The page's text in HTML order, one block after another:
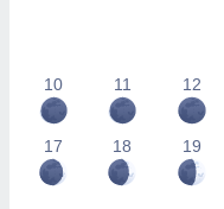
10 11 12
17 18 19